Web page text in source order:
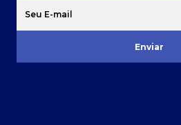
Enviar